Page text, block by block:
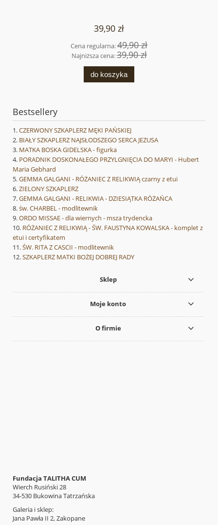
39,90 zł
Cena regularna:49,90 zł
Najniższa cena:39,90 zł
do koszyka
Bestsellery
CZERWONY SZKAPLERZ MĘKI PAŃSKIEJ
BIAŁY SZKAPLERZ NAJSŁODSZEGO SERCA JEZUSA
MATKA BOSKA GIDELSKA - figurka
PORADNIK DOSKONAŁEGO PRZYLGNIĘCIA DO MARYI - Hubert
Maria Gebhard
GEMMA GALGANI - RÓŻANIEC Z RELIKWIĄ czarny z etui
ZIELONY SZKAPLERZ
GEMMA GALGANI - RELIKWIA - DZIESIĄTKA RÓŻAŃCA
św. CHARBEL - modlitewnik
ORDO MISSAE - dla wiernych - msza trydencka
RÓŻANIEC Z RELIKWIĄ - ŚW. FAUSTYNA KOWALSKA - komplet z
etui i certyfikatem
ŚW. RITA Z CASCII - modlitewnik
SZKAPLERZ MATKI BOŻEJ DOBREJ RADY
Sklep
Moje konto
O firmie
Fundacja TALITHA CUM
Wierch Rusiński 28
34-530 Bukowina Tatrzańska
Galeria i sklep:
Jana Pawła II 2, Zakopane